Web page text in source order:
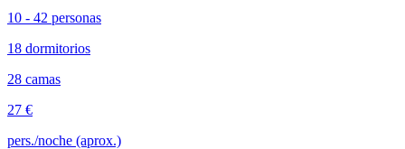
10 - 42 personas
18 dormitorios
28 camas
27 €
pers./noche (aprox.)